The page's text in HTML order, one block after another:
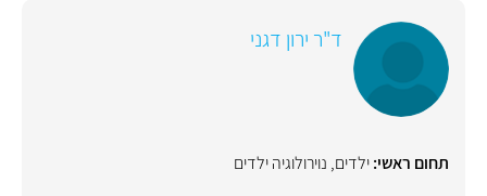
ד"ר ירון דגני
תחום ראשי:ילדים, נוירולוגיה ילדים